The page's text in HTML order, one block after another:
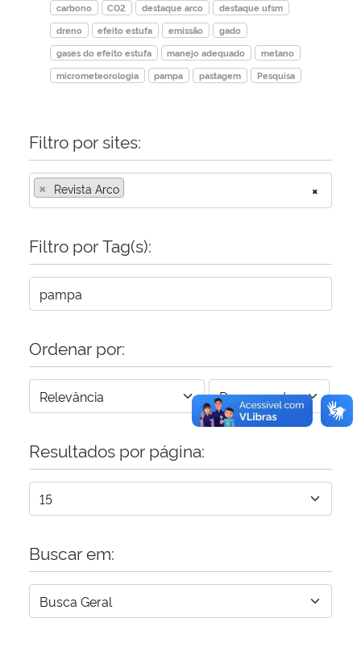
Ministério do Turismo
Ministério do Desenvolvimento Regional
Ministério da Mulher, da Família e dos Direitos Humanos
Secretaria-Geral
Secretaria de Governo
Gabinete de Segurança Institucional
Banco Central do Brasil
carbono
CO2 destaque arco
destaque ufsm
dreno
efeito estufa emissão
gado
gases do efeito estufa
manejo adequado
metano
micrometeorologia
pampa pastagem Pesquisa
Filtro por sites:
×
× Revista Arco
Filtro por Tag(s):
Ordenar por:
Resultados por página:
Buscar em: